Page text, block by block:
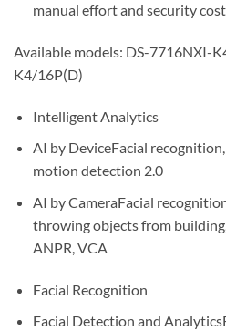
manual effort and security
Available models: DS-7716NXI-
K4/16P(D)
Intelligent Analytics
AI by DeviceFacial
motion detection 2.0
AI by CameraFacial
throwing objects from
ANPR, VCA
Facial Recognition
Facial Detection and